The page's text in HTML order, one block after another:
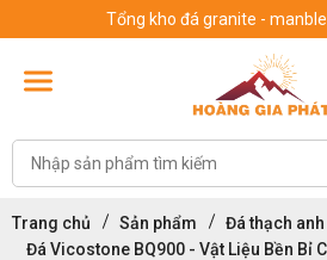
Tổng kho đá granite -
Trang chủ Sản phẩm Đá thạch
Đá Vicostone BQ900 - Vật Liệu Bền Bỉ